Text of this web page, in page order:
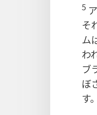
5
そ
ム
わ
ブ
ぼ
す。